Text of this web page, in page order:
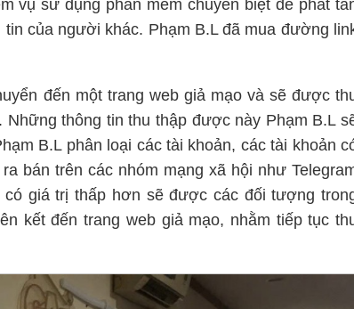
vụ sử dụng phần mềm chuyên biệt để phát
của người khác. Phạm B.L đã mua đường
đến một trang web giả mạo và sẽ được
thông tin thu thập được này Phạm B.L
B.L phân loại các tài khoản, các tài khoản
bán trên các nhóm mạng xã hội như
giá trị thấp hơn sẽ được các đối tượng
kết đến trang web giả mạo, nhằm tiếp tục